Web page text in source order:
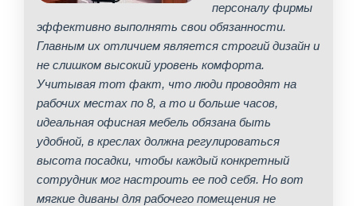
персоналу фирмы
эффективно выполнять свои обязанности.
Главным их отличием является строгий дизайн и
не слишком высокий уровень комфорта.
Учитывая тот факт, что люди проводят на
рабочих местах по 8, а то и больше часов,
идеальная офисная мебель обязана быть
удобной, в креслах должна регулироваться
высота посадки, чтобы каждый конкретный
сотрудник мог настроить ее под себя. Но вот
мягкие диваны для рабочего помещения не